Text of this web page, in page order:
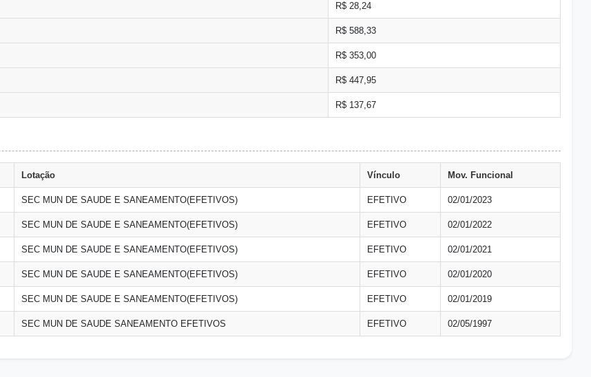
R$ 28,24
R$ 588,33
R$ 353,00
R$ 447,95
R$ 137,67
Lotação Vínculo Mov. Funcional
SEC MUN DE SAUDE E SANEAMENTO(EFETIVOS) EFETIVO 02/01/2023
SEC MUN DE SAUDE E SANEAMENTO(EFETIVOS) EFETIVO 02/01/2022
SEC MUN DE SAUDE E SANEAMENTO(EFETIVOS) EFETIVO 02/01/2021
SEC MUN DE SAUDE E SANEAMENTO(EFETIVOS) EFETIVO 02/01/2020
SEC MUN DE SAUDE E SANEAMENTO(EFETIVOS) EFETIVO 02/01/2019
SEC MUN DE SAUDE SANEAMENTO EFETIVOS EFETIVO 02/05/1997